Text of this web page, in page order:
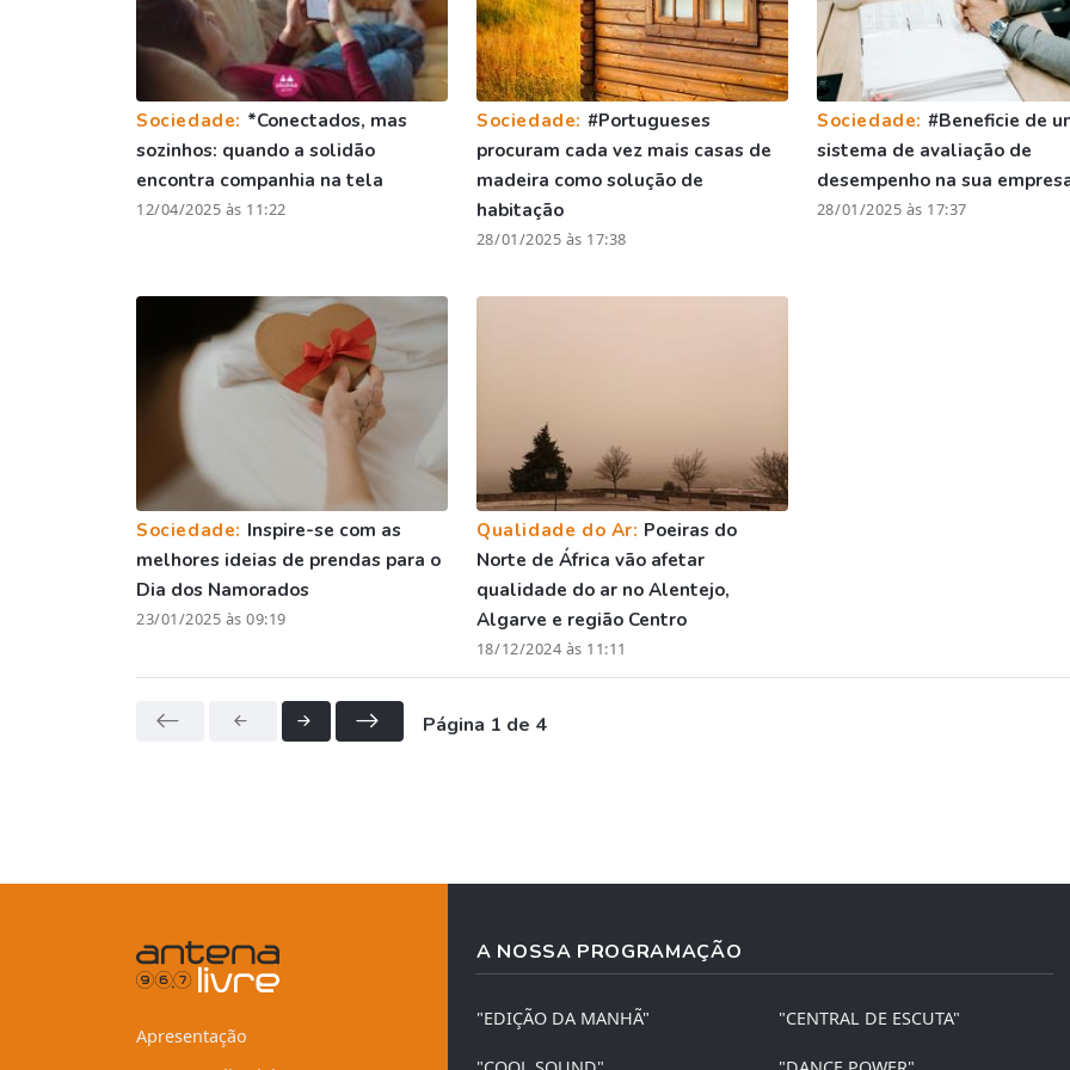
Sociedade: *Conectados, mas
sozinhos: quando a solidão
encontra companhia na tela
12/04/2025 às 11:22
Sociedade: #Portugueses
procuram cada vez mais casas de
madeira como solução de
habitação
28/01/2025 às 17:38
Sociedade: #Beneficie de
sistema de avaliação de
desempenho na sua
28/01/2025 às 17:37
Sociedade: Inspire-se com as
melhores ideias de prendas para o
Dia dos Namorados
23/01/2025 às 09:19
Qualidade do Ar: Poeiras do
Norte de África vão afetar
qualidade do ar no Alentejo,
Algarve e região Centro
18/12/2024 às 11:11
Página 1 de 4
Apresentação
A NOSSA PROGRAMAÇÃO
"EDIÇÃO DA MANHÃ" "CENTRAL DE ESCUTA"